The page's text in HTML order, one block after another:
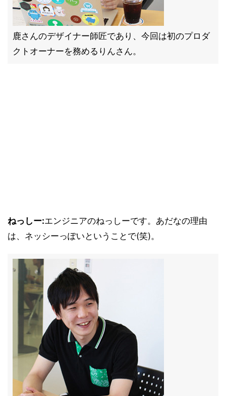
鹿さんのデザイナー師匠であり、今回は初のプロダ
クトオーナーを務めるりんさん。
ねっしー:エンジニアのねっしーです。あだなの理由
は、ネッシーっぽいということで(笑)。